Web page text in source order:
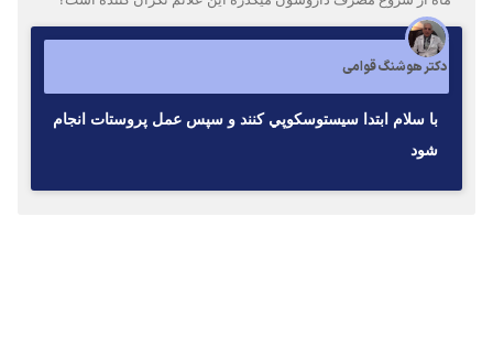
دکتر هوشنگ قوامی
با سلام ابتدا سيستوسكوپي كنند و سپس عمل پروستات انجام
شود